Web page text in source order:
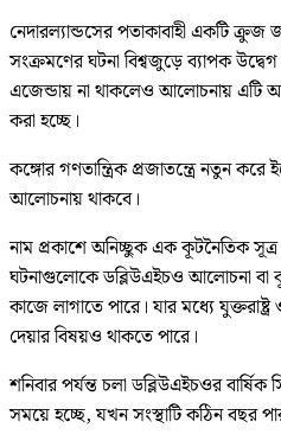
নেদারল্যান্ডসের পতাকাবাহী একটি ক্রুজ
সংক্রমণের ঘটনা বিশ্বজুড়ে ব্যাপক
এজেন্ডায় না থাকলেও আলোচনায় এটি
করা হচ্ছে।
কঙ্গোর গণতান্ত্রিক প্রজাতন্ত্রে নতুন করে
আলোচনায় থাকবে।
নাম প্রকাশে অনিচ্ছুক এক কূটনৈতিক সূত্র
ঘটনাগুলোকে ডব্লিউএইচও আলোচনা বা
কাজে লাগাতে পারে। যার মধ্যে
দেয়ার বিষয়ও থাকতে পারে।
শনিবার পর্যন্ত চলা ডব্লিউএইচওর বার্ষিক
সময়ে হচ্ছে, যখন সংস্থাটি কঠিন বছর